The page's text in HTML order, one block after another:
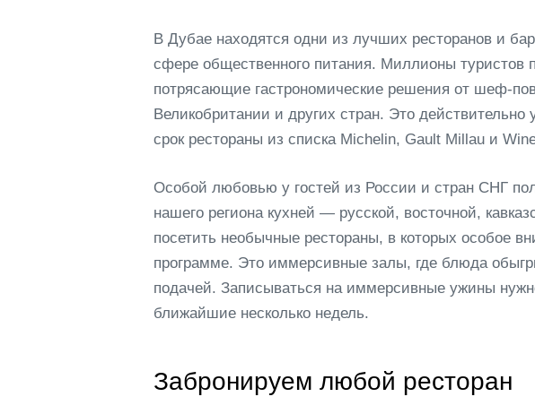
В Дубае находятся одни из лучших ресторанов и
сфере общественного питания. Миллионы туристов
потрясающие гастрономические решения от шеф-
Великобритании и других стран. Это действительно
срок рестораны из списка Michelin, Gault Millau и
Особой любовью у гостей из России и стран СНГ
нашего региона кухней — русской, восточной,
посетить необычные рестораны, в которых особое
программе. Это иммерсивные залы, где блюда
подачей. Записываться на иммерсивные ужины
ближайшие несколько недель.
Забронируем любой ресторан